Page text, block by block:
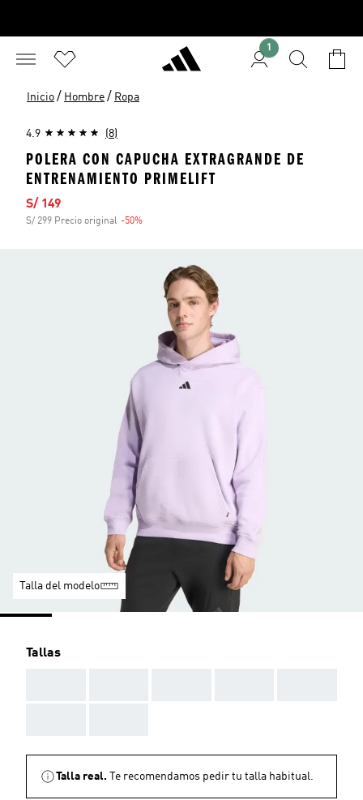
1
Inicio / Hombre / Ropa
4.9 (8)
POLERA CON CAPUCHA EXTRAGRANDE DE
ENTRENAMIENTO PRIMELIFT
Precio de venta
S/ 149
S/ 299 Precio original -50%
Talla del modelo
Tallas
Talla real. Te recomendamos pedir tu talla habitual.